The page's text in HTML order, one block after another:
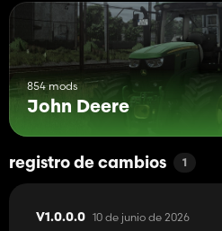
854 mods
John Deere
registro de cambios 1
V1.0.0.0 10 de junio de 2026